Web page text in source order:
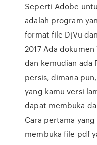
Seperti Adobe
adalah program
format file DjVu
2017 Ada
dan kemudian ada
persis, dimana
yang kamu versi
dapat membuka
Cara pertama
membuka file pdf